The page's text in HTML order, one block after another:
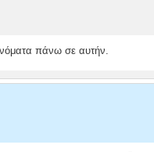
πάνω σε αυτήν.